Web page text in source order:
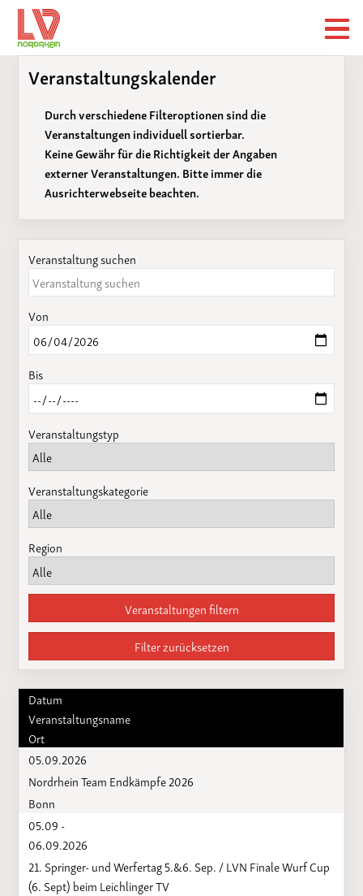
Veranstaltungskalender
Durch verschiedene Filteroptionen sind die
Veranstaltungen individuell sortierbar.
Keine Gewähr für die Richtigkeit der Angaben
externer Veranstaltungen. Bitte immer die
Ausrichterwebseite beachten.
Veranstaltung suchen
Von
Bis
Veranstaltungstyp
Veranstaltungskategorie
Region
Veranstaltungen filtern
Filter zurücksetzen
Datum
Veranstaltungsname
Ort
05.09.2026
Nordrhein Team Endkämpfe 2026
Bonn
05.09 -
06.09.2026
21. Springer- und Werfertag 5.&6. Sep. / LVN Finale Wurf Cup
(6. Sept) beim Leichlinger TV